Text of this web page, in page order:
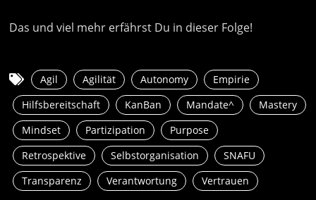
Das und viel mehr erfährst Du in dieser Folge!
Agil Agilität Autonomy
Empirie
Hilfsbereitschaft
KanBan Mandate^
Mastery
Mindset
Partizipation
Purpose
Retrospektive
Selbstorganisation
SNAFU
Transparenz
Verantwortung Vertrauen